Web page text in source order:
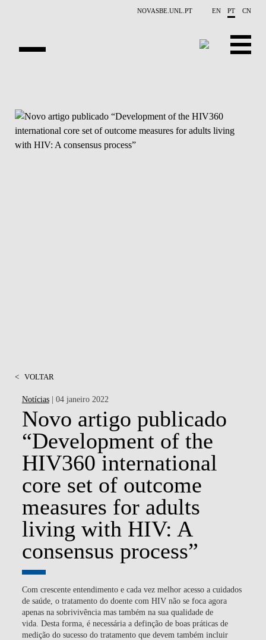
NOVASBE.UNL.PT EN PT CN
CONTACTOS
EVENTOS
< VOLTAR
Notícias| 04 janeiro 2022
Novo artigo publicado
“Development of the
HIV360 international
core set of outcome
measures for adults
living with HIV: A
consensus process”
Com crescente entendimento e cada vez melhor acesso a cuidados
de saúde, o tratamento do doente com HIV não se foca agora
apenas na sobrivivência mas também na sua qualidade de
vida. Desta forma, é necessária a definção de boas práticas de
medição do sucesso do tratamento que devem também incluir